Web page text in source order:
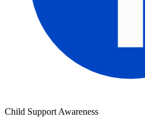
Child Support Awareness